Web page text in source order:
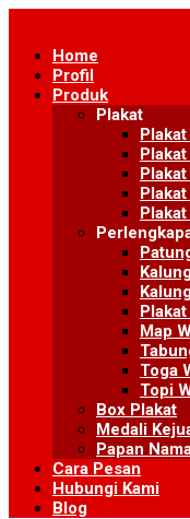
contentHome
Profil
Produk
Plakat
Plakat
Map
Toga
Topi
Box Plakat
Medali
Papan
Cara Pesan
Hubungi Kami
Blog